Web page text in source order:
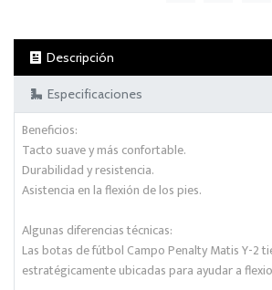
Descripción
Especificaciones
Beneficios:
Tacto suave y más confortable.
Durabilidad y resistencia.
Asistencia en la flexión de los pies.
Algunas diferencias técnicas:
Las botas de fútbol Campo Penalty Matis Y-2
estratégicamente ubicadas para ayudar a